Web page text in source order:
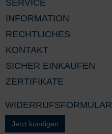
SERVICE
INFORMATION
RECHTLICHES
KONTAKT
SICHER EINKAUFEN
ZERTIFIKATE
WIDERRUFSFORMULAR
Jetzt kündigen